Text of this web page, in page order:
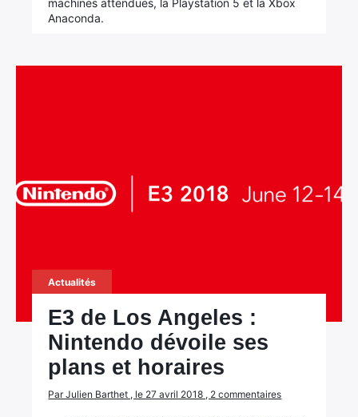
machines attendues, la Playstation 5 et la Xbox
Anaconda.
Actualités
E3 de Los Angeles :
Nintendo dévoile ses
plans et horaires
Par Julien Barthet , le 27 avril 2018 , 2 commentaires